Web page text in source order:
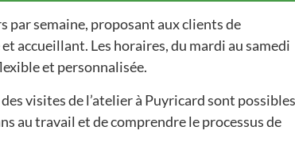
par semaine, proposant aux clients de
accueillant​​. Les horaires, du mardi au samedi
et personnalisée​​.
visites de l’atelier à Puyricard sont possibles
au travail et de comprendre le processus de